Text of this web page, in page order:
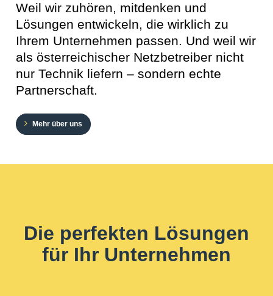
Weil wir zuhören, mitdenken und
Lösungen entwickeln, die wirklich zu
Ihrem Unternehmen passen. Und weil wir
als österreichischer Netzbetreiber nicht
nur Technik liefern – sondern echte
Partnerschaft.
Mehr über uns
Die perfekten Lösungen
für Ihr Unternehmen